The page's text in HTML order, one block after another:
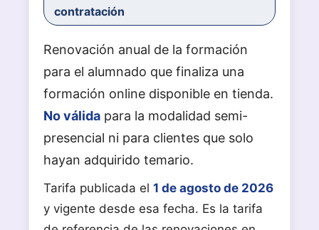
contratación
Renovación anual de la formación
para el alumnado que finaliza una
formación online disponible en tienda.
No válida para la modalidad semi-
presencial ni para clientes que solo
hayan adquirido temario.
Tarifa publicada el 1 de agosto de 2026
y vigente desde esa fecha. Es la tarifa